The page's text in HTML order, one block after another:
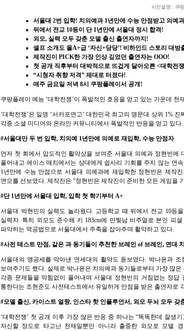
사진설명 : 쿠
서울대 2번 입학! 치의예과 1년만에 수능 만점받고 의예
뒤에서 전교 10등이 단 1년만에 서울대 정시 합격!
외모, 실력 모두 갖춘 모델 출신 출연자까지!
셀프 소개도 올A+급 ‘자신+당당’! 비하인드 스토리 대방
제작진이 PICK한 가장 인상 깊었던 출연자는 OOO!
첫 공개 직후부터 대박적으로 뜨겁게 달아오른 <대학전
“시청자 취향 저격” 제대로 터졌다!
매주 금요일 저녁 8시 쿠팡플레이서 공개!
쿠팡플레이 예능 ‘대학전쟁’이 폭발적인 호응을 얻고 있는 가운데
‘대학전쟁’은 일명 ‘서카포연고’ 대한민국 최고의 명문대 상위 1%
각종 소셜 미디어와 온라인 커뮤니티에서 폭발적인 반응을 얻고 있
#서울대만 두 번 입학, 치의예 1년만에 의예로 재입학, 수능 만점자
먼저 첫 회에서 압도적인 활약상을 보여준 서울대 의예과 정현빈
풀어내고 에이스 매치에서는 상대에게 쉽사리 기회를 주지 않는 연
1년만에 수능 만점으로 서울대 의예과에 재입학한 정현빈은 제작
면모를 선보였다. 제작진은 “정현빈은 제작진이 준비한 모든 게임을
#단 1년만에 서울대 입학, 입학 첫 학기부터 A+
서울대 박현민의 실력도 놀라웠다. 고등학교 때 뒤에서 전교 10등
실력자. 특히 외모도 준수해 키 183cm에 만찢남 비주얼로 본인 피
파악하는 역공법으로 서울대에서 주축을 잡아주며 활약하고 있다.
#사전 테스트 만점, 같은 과 동기들이 추천한 브레인 of 브레인, 연대
서울대의 맹공세를 막아낸 연세대의 활약도 돋보였다. 박나윤과
보여주기도 했다. 실제로 박나윤은 치의예과 동기들로부터 가장 많
각종 문제들을 막힘없이 풀어내며 서울대 정현빈의 거침없는 정
통한다는 조현준도 사전테스트에서 유일하게 만점을 받은 출연자로
#모델 출신, 카이스트 얼짱, 인스타 핫 인플루언서, 외모 두뇌 모두 갖
‘대학전쟁’ 첫 공개 이후 가장 많은 반응 중 하나는 “똑똑한데 잘생
자신할 정도로 타고난 천재일뿐만 아니라 출중한 외모로 모델